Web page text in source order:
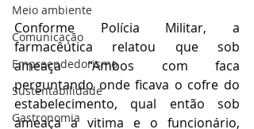
Meio ambiente
Comunicação
Empreendedorismo
Sustentabilidade
Gastronomia
Conforme Polícia Militar, a
farmacêutica relatou que sob
ameaça “Ambos com faca
perguntando onde ficava o cofre do
estabelecimento, qual então sob
ameaça a vitima e o funcionário,